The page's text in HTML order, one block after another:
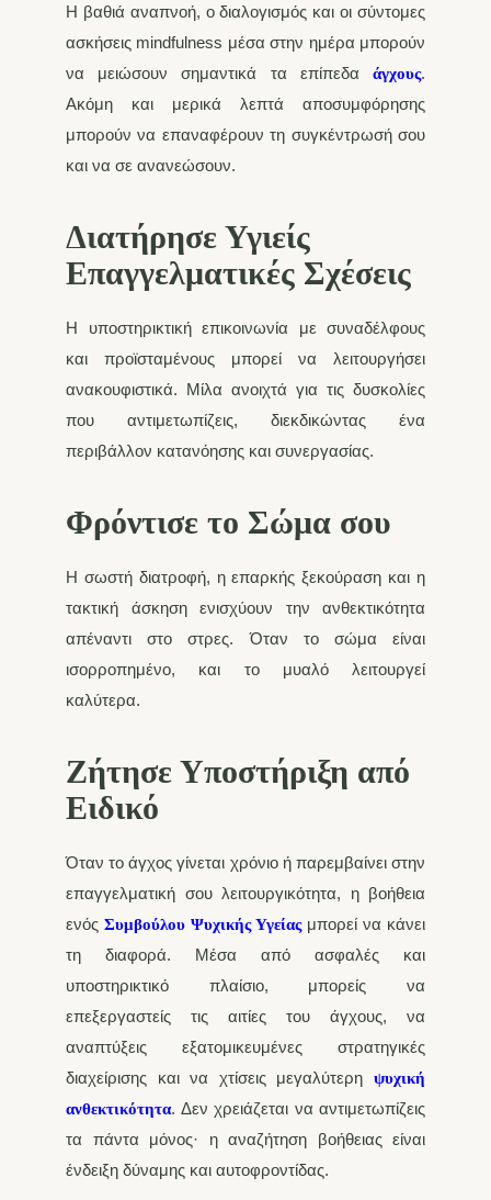
Η βαθιά αναπνοή, ο διαλογισμός και οι σύντομες
ασκήσεις mindfulness μέσα στην ημέρα μπορούν
να μειώσουν σημαντικά τα επίπεδα άγχους.
Ακόμη και μερικά λεπτά αποσυμφόρησης
μπορούν να επαναφέρουν τη συγκέντρωσή σου
και να σε ανανεώσουν.
Διατήρησε Υγιείς
Επαγγελματικές Σχέσεις
Η υποστηρικτική επικοινωνία με συναδέλφους
και προϊσταμένους μπορεί να λειτουργήσει
ανακουφιστικά. Μίλα ανοιχτά για τις δυσκολίες
που αντιμετωπίζεις, διεκδικώντας ένα
περιβάλλον κατανόησης και συνεργασίας.
Φρόντισε το Σώμα σου
Η σωστή διατροφή, η επαρκής ξεκούραση και η
τακτική άσκηση ενισχύουν την ανθεκτικότητα
απέναντι στο στρες. Όταν το σώμα είναι
ισορροπημένο, και το μυαλό λειτουργεί
καλύτερα.
Ζήτησε Υποστήριξη από
Ειδικό
Όταν το άγχος γίνεται χρόνιο ή παρεμβαίνει στην
επαγγελματική σου λειτουργικότητα, η βοήθεια
ενός Συμβούλου Ψυχικής Υγείαςμπορεί να κάνει
τη διαφορά. Μέσα από ασφαλές και
υποστηρικτικό πλαίσιο, μπορείς να
επεξεργαστείς τις αιτίες του άγχους, να
αναπτύξεις εξατομικευμένες στρατηγικές
διαχείρισης και να χτίσεις μεγαλύτερη ψυχική
ανθεκτικότητα. Δεν χρειάζεται να αντιμετωπίζεις
τα πάντα μόνος· η αναζήτηση βοήθειας είναι
ένδειξη δύναμης και αυτοφροντίδας.